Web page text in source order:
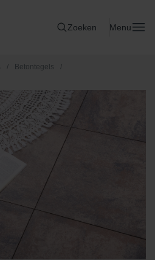
Zoeken Menu
/ Betontegels
/